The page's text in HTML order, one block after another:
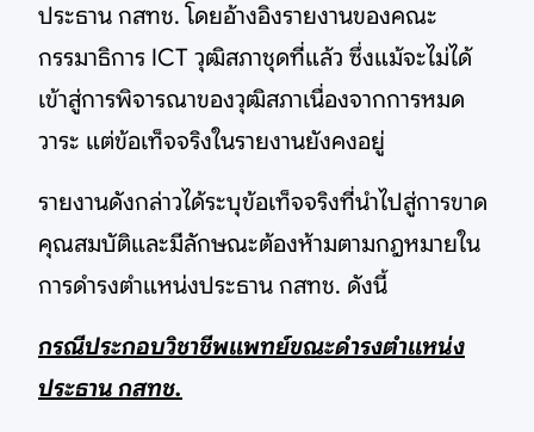
ประธาน กสทช. โดยอ้างอิงรายงานของคณะ
กรรมาธิการ ICT วุฒิสภาชุดที่แล้ว ซึ่งแม้จะไม่ได้
เข้าสู่การพิจารณาของวุฒิสภาเนื่องจากการหมด
วาระ แต่ข้อเท็จจริงในรายงานยังคงอยู่
รายงานดังกล่าวได้ระบุข้อเท็จจริงที่นำไปสู่การขาด
คุณสมบัติและมีลักษณะต้องห้ามตามกฎหมายใน
การดำรงตำแหน่งประธาน กสทช. ดังนี้
กรณีประกอบวิชาชีพแพทย์ขณะดำรงตำแหน่ง
ประธาน กสทช.